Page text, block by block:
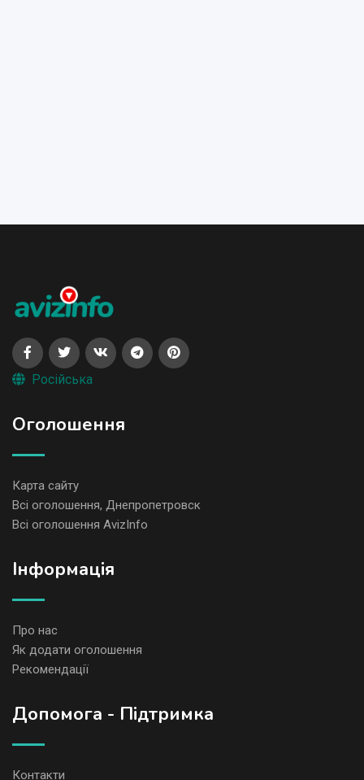
Російська
Оголошення
Карта сайту
Всі оголошення, Днепропетровск
Всі оголошення AvizInfo
Iнформація
Про нас
Як додати оголошення
Рекомендації
Допомога - Підтримка
Контакти